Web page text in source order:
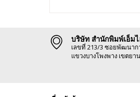
บริษัท สำนักพิมพ์เอ็มไ
เลขที่ 213/3 ซอยพัฒนาก
แขวงบางโพงพาง เขตยา